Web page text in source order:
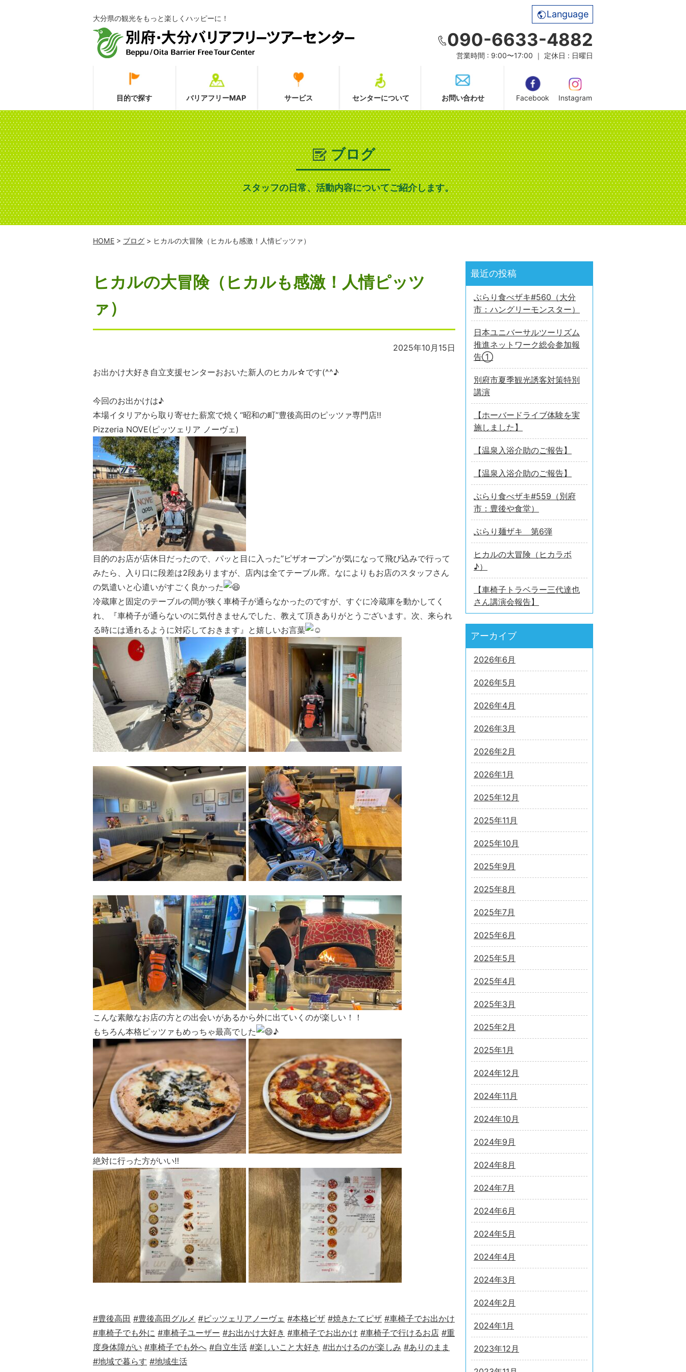
大分県の観光をもっと楽しくハッピーに！ Language
090-6633-4882
営業時間 : 9:00〜17:00 ｜ 定休日 : 日曜日
目的で探す バリアフリーMAP サービス センターについて お問い合わせ Facebook Instagram
ブログ
スタッフの日常、活動内容についてご紹介します。
HOME > ブログ > ヒカルの大冒険（ヒカルも感激！人情ピッツァ）
ヒカルの大冒険（ヒカルも感激！人情ピッツ
ァ）
2025年10月15日
お出かけ大好き自立支援センターおおいた新人のヒカル☆です(^^♪
今回のお出かけは♪
本場イタリアから取り寄せた薪窯で焼く“昭和の町”豊後高田のピッツァ専門店‼︎
Pizzeria NOVE(ピッツェリア ノーヴェ)
目的のお店が店休日だったので、パッと目に入った”ピザオープン”が気になって飛び込みで行って
みたら、入り口に段差は2段ありますが、店内は全てテーブル席。なによりもお店のスタッフさん
の気遣いと心遣いがすごく良かった
冷蔵庫と固定のテーブルの間が狭く車椅子が通らなかったのですが、すぐに冷蔵庫を動かしてく
れ、『車椅子が通らないのに気付きませんでした、教えて頂きありがとうございます。次、来られ
る時には通れるように対応しておきます』と嬉しいお言葉
こんな素敵なお店の方との出会いがあるから外に出ていくのが楽しい！！
もちろん本格ピッツァもめっちゃ最高でした
♪
絶対に行った方がいい‼︎
#豊後高田 #豊後高田グルメ #ピッツェリアノーヴェ #本格ピザ #焼きたてピザ #車椅子でお出かけ
#車椅子でも外に #車椅子ユーザー #お出かけ大好き #車椅子でお出かけ #車椅子で行けるお店 #重
度身体障がい #車椅子でも外へ #自立生活 #楽しいこと大好き #出かけるのが楽しみ #ありのまま
#地域で暮らす #地域生活
最近の投稿
ぶらり食べザキ#560（大分
市：ハングリーモンスター）
日本ユニバーサルツーリズム
推進ネットワーク総会参加報
告①
別府市夏季観光誘客対策特別
講演
【ホーバードライブ体験を実
施しました】
【温泉入浴介助のご報告】
【温泉入浴介助のご報告】
ぶらり食べザキ#559（別府
市：豊後や食堂）
ぶらり麺ザキ 第6弾
ヒカルの大冒険（ヒカラボ
♪）
【車椅子トラベラー三代達也
さん講演会報告】
アーカイブ
2026年6月
2026年5月
2026年4月
2026年3月
2026年2月
2026年1月
2025年12月
2025年11月
2025年10月
2025年9月
2025年8月
2025年7月
2025年6月
2025年5月
2025年4月
2025年3月
2025年2月
2025年1月
2024年12月
2024年11月
2024年10月
2024年9月
2024年8月
2024年7月
2024年6月
2024年5月
2024年4月
2024年3月
2024年2月
2024年1月
2023年12月